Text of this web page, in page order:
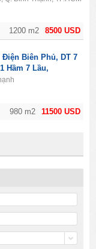
8500 USD
1200 m2
11500 USD
980 m2
Biên Phủ, DT 7
Hầm 7 Lầu,